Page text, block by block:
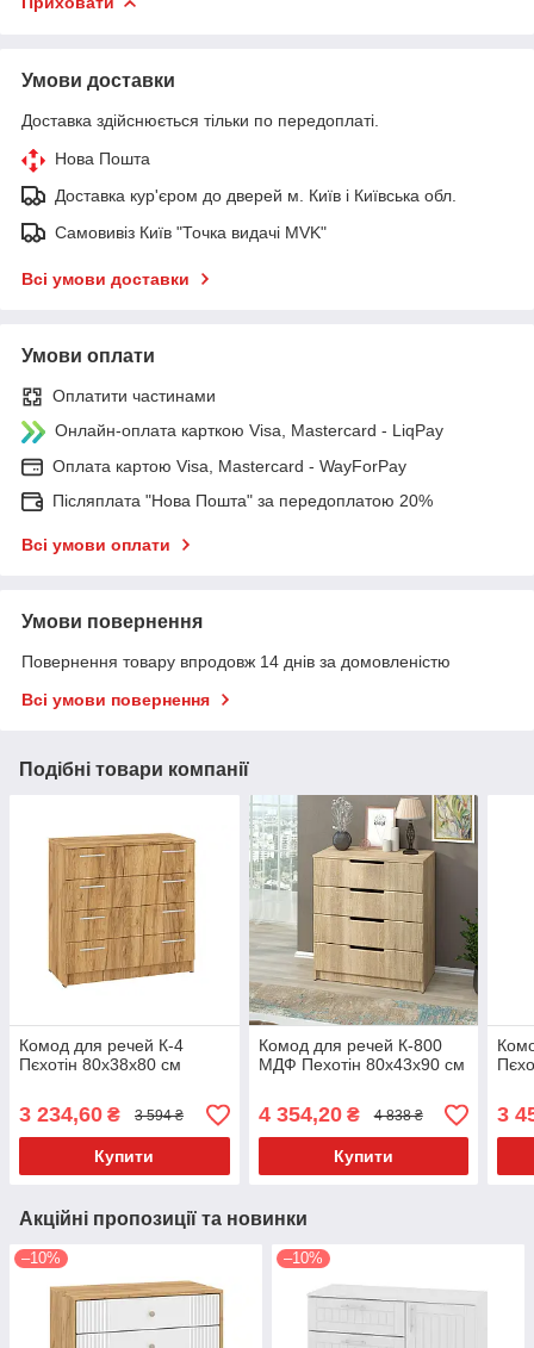
Умови доставки
Доставка здійснюється тільки по передоплаті.
Нова Пошта
Доставка кур'єром до дверей м. Київ і Київська обл.
Самовивіз Київ "Точка видачі MVK"
Всі умови доставки
Умови оплати
Оплатити частинами
Онлайн-оплата карткою Visa, Mastercard - LiqPay
Оплата картою Visa, Mastercard - WayForPay
Післяплата "Нова Пошта" за передоплатою 20%
Всі умови оплати
Умови повернення
Повернення товару впродовж 14 днів за домовленістю
Всі умови повернення
Подібні товари компанії
Комод для речей К-4
Пєхотін 80х38х80 см
3 234,60 ₴ 3 594 ₴
Купити
Комод для речей К-800
МДФ Пехотін 80х43х90 см
4 354,20₴ 4 838 ₴
Купити
3
Акційні пропозиції та новинки
–10% –10%